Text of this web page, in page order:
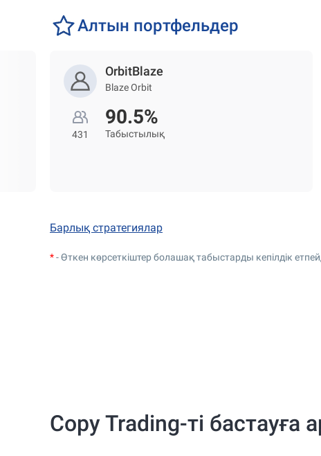
Алтын портфельдер
OrbitBlaze
Blaze Orbit
431
90.5%
Табыстылық
Барлық стратегиялар
*- Өткен көрсеткіштер болашақ табыстарды кепілдік
Copy Trading-ті